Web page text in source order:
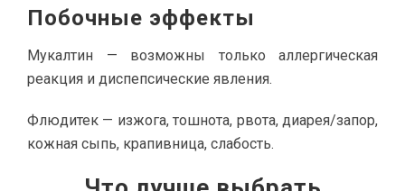
Побочные эффекты
Мукалтин — возможны только аллергическая
реакция и диспепсические явления.
Флюдитек — изжога, тошнота, рвота, диарея/запор,
кожная сыпь, крапивница, слабость.